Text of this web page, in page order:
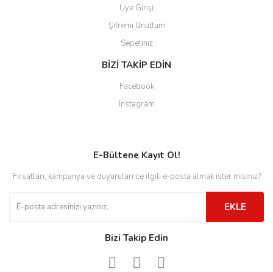
Üye Girişi
Şifremi Unuttum
Sepetiniz
BİZİ TAKİP EDİN
Facebook
Instagram
E-Bültene Kayıt Ol!
Fırsatları, kampanya ve duyuruları ile ilgili e-posta almak ister misiniz?
EKLE
Bizi Takip Edin